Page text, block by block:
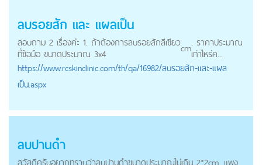
ลบรอยสัก และ แผลเป็น
สอบถาม 2 เรื่องค่่ะ 1. ถ้าต้องการลบรอยสักสีเขียว
ที่ข้อมือ ขนาดประมาณ 3x4
cm. ราคาประมาณ
เท่าไหร่ค...
https://www.rcskinclinic.com/th/qa/16982/ลบรอยสัก-และ-แผล
เป็น.aspx
ลบปานดำ